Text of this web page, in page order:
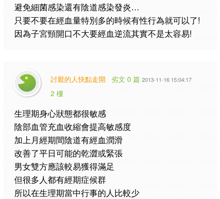
避免細菌感染還有陰道感染發炎…
只要不要在經血量特別多的時候有性行為就可以了!
因為子宮頸開口不大要經血逆流其實不是太容易!
討厭的人快點走開 劣文 0 篇 2013-11-16 15:04:17
2 樓
生理期身心狀態都很敏感
陰部血管充血收縮會提高敏感度
加上月經期間陰道有經血潤滑
改善了平日可能的乾澀或緊張
男女雙方應該較易獲得滿足
但很多人都有經期症候群
所以在生理期當中行事的人比較少